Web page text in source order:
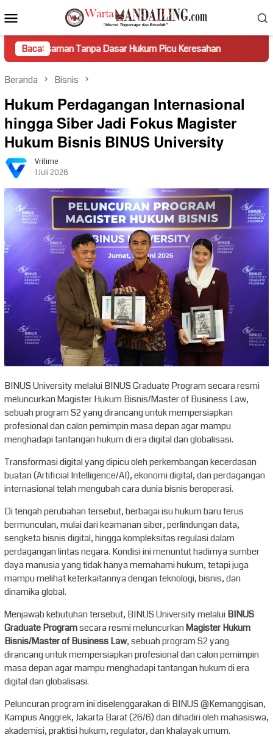
ke
kontenMobile
Baca:
Tanpa Dasar Hukum Picu Keresahan Truk Miring Hambat
Beranda Bisnis
Hukum Perdagangan Internasional
hingga Siber Jadi Fokus Magister
Hukum Bisnis BINUS University
Vritime
1 Juli 2026
BINUS University melalui BINUS Graduate Program secara resmi
meluncurkan Magister Hukum Bisnis/Master of Business Law,
sebuah program S2 yang dirancang untuk mempersiapkan
profesional dan calon pemimpin masa depan agar mampu
menghadapi tantangan hukum di era digital dan globalisasi.
Transformasi digital yang dipicu oleh perkembangan kecerdasan
buatan (Artificial Intelligence/AI), ekonomi digital, dan perdagangan
internasional telah mengubah cara dunia bisnis beroperasi.
Di tengah perubahan tersebut, berbagai isu hukum baru terus
bermunculan, mulai dari keamanan siber, perlindungan data,
sengketa bisnis digital, hingga kompleksitas regulasi dalam
perdagangan lintas negara. Kondisi ini menuntut hadirnya sumber
daya manusia yang tidak hanya memahami hukum, tetapi juga
mampu melihat keterkaitannya dengan teknologi, bisnis, dan
dinamika global.
Menjawab kebutuhan tersebut, BINUS University melaluiBINUS
Graduate Programsecara resmi meluncurkanMagister Hukum
Bisnis/Master of Business Law, sebuah program S2 yang
dirancang untuk mempersiapkan profesional dan calon pemimpin
masa depan agar mampu menghadapi tantangan hukum di era
digital dan globalisasi.
Peluncuran program ini diselenggarakan di BINUS @Kemanggisan,
Kampus Anggrek, Jakarta Barat (26/6) dan dihadiri oleh mahasiswa,
akademisi, praktisi hukum, regulator, dan khalayak umum.